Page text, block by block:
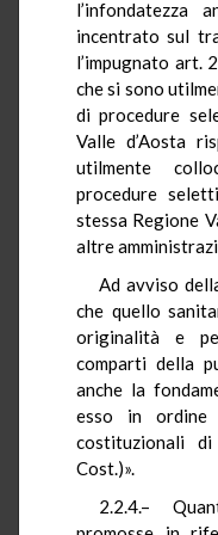
l’infondatezza
incentrato sul
l’impugnato art.
che si sono
di procedure
Valle d’Aosta
utilmente
procedure
stessa Regione
altre
Ad avviso
che quello
originalità e
comparti della
anche la
esso in ordine
costituzionali
Cost.)».
2.2.4.–